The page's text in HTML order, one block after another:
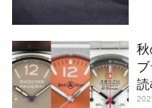
秋
読